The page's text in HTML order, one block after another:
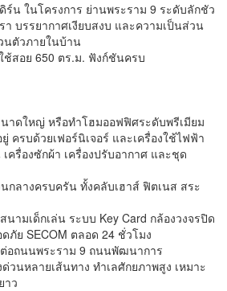
ร์น ในโครงการ ย่านพระราม 9 ระดับลักชัว
บรรยากาศเงียบสงบ และความเป็นส่วน
นตัวภายในบ้าน
สอย 650 ตร.ม. ฟังก์ชันครบ
าดใหญ่ หรือทำโฮมออฟฟิศระดับพรีเมียม
ครบด้วยเฟอร์นิเจอร์ และเครื่องใช้ไฟฟ้า
ครื่องซักผ้า เครื่องปรับอากาศ และชุด
กลางครบครัน ทั้งคลับเฮาส์ ฟิตเนส สระ
ามเด็กเล่น ระบบ Key Card กล้องวงจรปิด
ภัย SECOM ตลอด 24 ชั่วโมง
ต่อถนนพระราม 9 ถนนพัฒนาการ
นหลายเส้นทาง ทำเลศักยภาพสูง เหมาะ
าว